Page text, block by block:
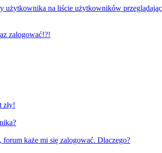
użytkownika na liście użytkowników
zalogować!?!
zły!
każe mi się zalogować. Dlaczego?